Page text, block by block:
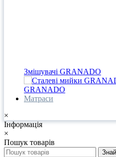
Змішувачі GRANADO
GRANADO
Матраси
×
Інформація
×
Пошук товарів